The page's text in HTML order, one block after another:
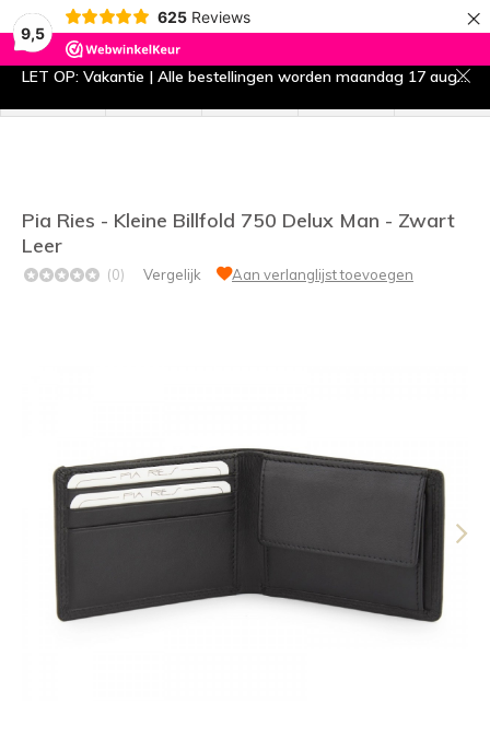
9,5
625 Reviews ×
0
LET OP: Vakantie | Alle bestellingen worden maandag 17 augustus verzonden
Pia Ries - Kleine Billfold 750 Delux Man - Zwart
Leer
(0) Vergelijk Aan verlanglijst toevoegen